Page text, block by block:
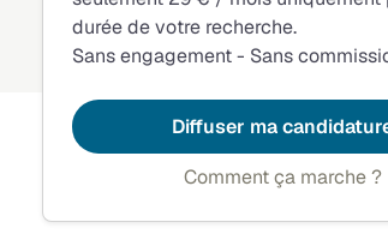
durée de votre recherche.
Sans engagement - Sans
Diffuser ma
Comment ça marche ?